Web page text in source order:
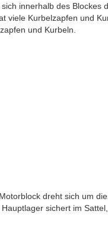
innerhalb des Blockes
viele Kurbelzapfen und
und Kurbeln.
dreht sich um
sichert im